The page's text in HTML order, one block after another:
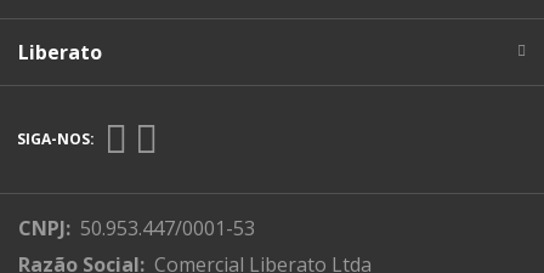
Liberato
SIGA-NOS:
CNPJ: 50.953.447/0001-53
Razão Social: Comercial Liberato Ltda